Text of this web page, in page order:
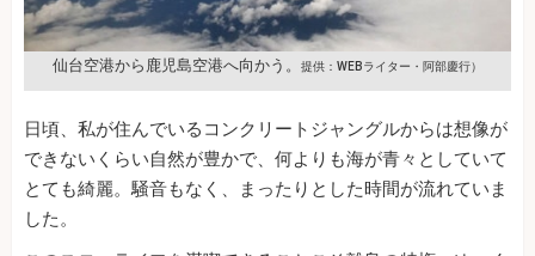
仙台空港から鹿児島空港へ向かう。 提供：WEBライター・阿部慶行）
日頃、私が住んでいるコンクリートジャングルからは想像が
できないくらい自然が豊かで、何よりも海が青々としていて
とても綺麗。騒音もなく、まったりとした時間が流れていま
した。